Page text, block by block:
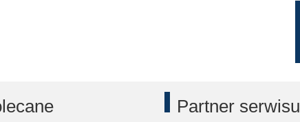
Partner serwisu